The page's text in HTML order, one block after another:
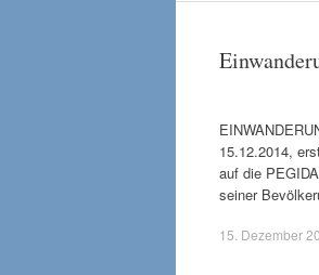
15.12.2014,
auf die
seiner
15. Dezember